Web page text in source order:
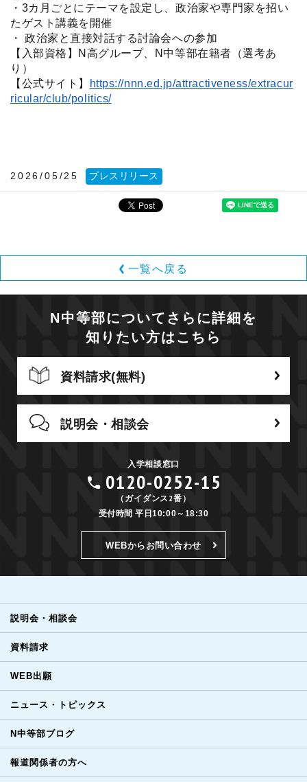
・3カ月ごとにテーマを設定し、政治家や専門家を招い
たゲスト講義を開催
・ 政治家と直接対話する討論会への参加
【入部資格】N高グループ、N中等部在籍者（選考あ
り）
【公式サイト】
https://nnn.ed.jp/attractiveness/extracur
ricular/club/politics/
2026/05/25 プレスリリース
一覧へ戻る
N中等部についてさらに詳細を
知りたい方はこちら
資料請求(無料)
説明会・相談会
入学相談窓口
0120-0252-15
（ガイダンス2番）
受付時間 平日10:00～18:30
WEBからお問い合わせ
説明会・相談会
資料請求
WEB出願
ニュース・トピックス
N中等部ブログ
報道関係者の方へ